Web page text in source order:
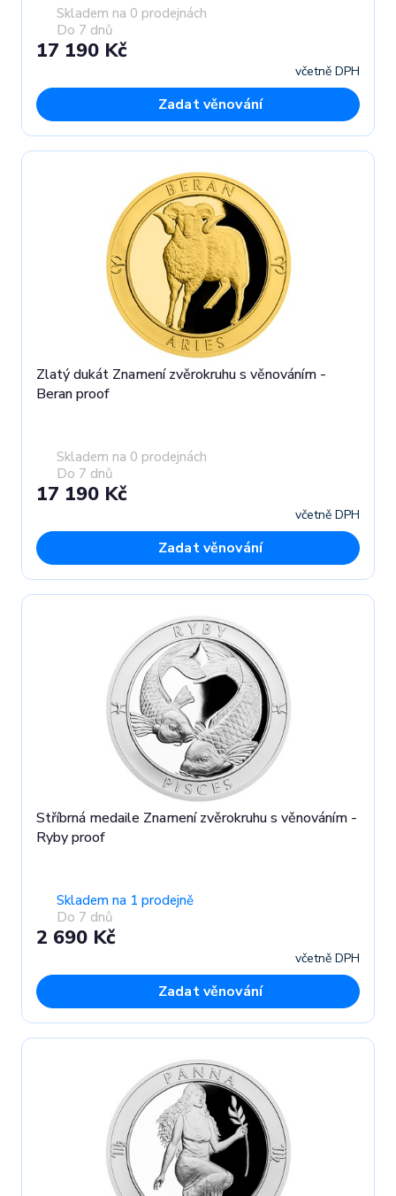
Skladem na 0 prodejnách
Do 7 dnů
17 190 Kč
včetně DPH
Zadat věnování
Zlatý dukát Znamení zvěrokruhu s věnováním -
Beran proof
Skladem na 0 prodejnách
Do 7 dnů
17 190 Kč
včetně DPH
Zadat věnování
Stříbrná medaile Znamení zvěrokruhu s věnováním -
Ryby proof
Skladem na 1 prodejně
Do 7 dnů
2 690 Kč
včetně DPH
Zadat věnování